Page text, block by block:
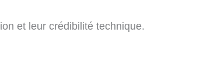
et leur crédibilité technique.